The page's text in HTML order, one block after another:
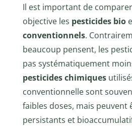
Il est important de
objective les pesticides bio
conventionnels.
beaucoup pensent, les
pas systématiquement
pesticides chimiques
conventionnelle sont
faibles doses, mais peuvent
persistants et